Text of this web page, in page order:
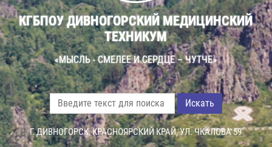
КГБПОУ ДИВНОГОРСКИЙ МЕДИЦИНСКИЙ
ТЕХНИКУМ
«МЫСЛЬ - СМЕЛЕЕ И СЕРДЦЕ – ЧУТЧЕ»
Искать
Г. ДИВНОГОРСК, КРАСНОЯРСКИЙ КРАЙ, УЛ. ЧКАЛОВА 59